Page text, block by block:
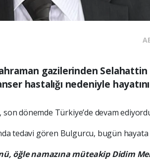
kahraman gazilerinden
hastalığı nedeniyle
dönemde Türkiye’de devam
tedavi gören Bulgurcu, bugün
öğle namazına müteakip Didim